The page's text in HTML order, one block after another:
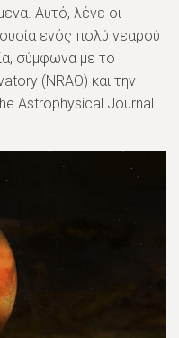
Αυτό, λένε οι
ενός πολύ νεαρού
σύμφωνα με το
(NRAO) και την
Astrophysical Journal